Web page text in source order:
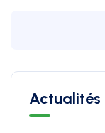
Actualités